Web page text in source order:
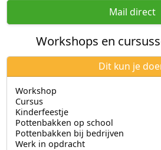
Mail direct
Workshops en
Dit kun je
Workshop
Cursus
Kinderfeestje
Pottenbakken op school
Pottenbakken bij bedrijven
Werk in opdracht